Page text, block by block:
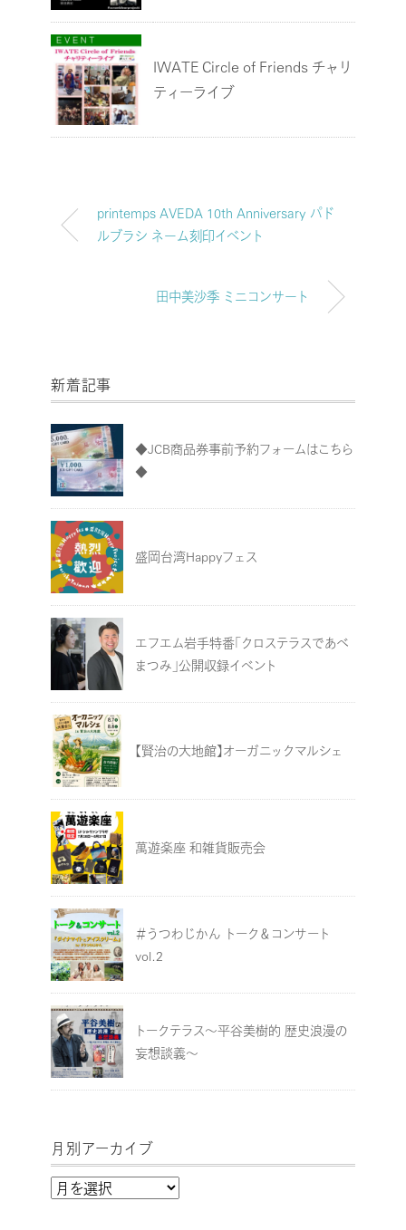
IWATE Circle of Friends チャリ
ティーライブ
printemps AVEDA 10th Anniversary パド
ルブラシ ネーム刻印イベント
田中美沙季 ミニコンサート
新着記事
◆JCB商品券事前予約フォームはこちら
◆
盛岡台湾Happyフェス
エフエム岩手特番「クロステラスであべ
まつみ」公開収録イベント
【賢治の大地館】オーガニックマルシェ
萬遊楽座 和雑貨販売会
＃うつわじかん トーク＆コンサート
vol.2
トークテラス～平谷美樹的 歴史浪漫の
妄想談義～
月別アーカイブ
月